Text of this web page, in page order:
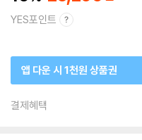
YES포인트
앱 다운 시 1천원 상품권
결제혜택